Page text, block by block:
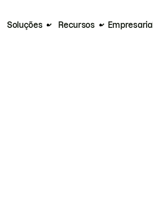
Soluções Recursos Empresarial